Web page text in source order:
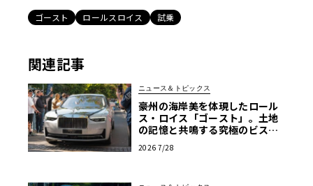
ゴースト ロールスロイス 試乗
関連記事
ニュース＆トピックス
豪州の海岸美を体現したロール
ス・ロイス「ゴースト」。土地
の記憶と共鳴する究極のビスポ
2026 7/28